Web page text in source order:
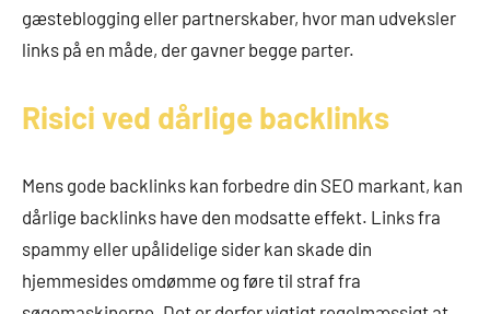
gæsteblogging eller partnerskaber, hvor man udveksler
links på en måde, der gavner begge parter.
Risici ved dårlige backlinks
Mens gode backlinks kan forbedre din SEO markant, kan
dårlige backlinks have den modsatte effekt. Links fra
spammy eller upålidelige sider kan skade din
hjemmesides omdømme og føre til straf fra